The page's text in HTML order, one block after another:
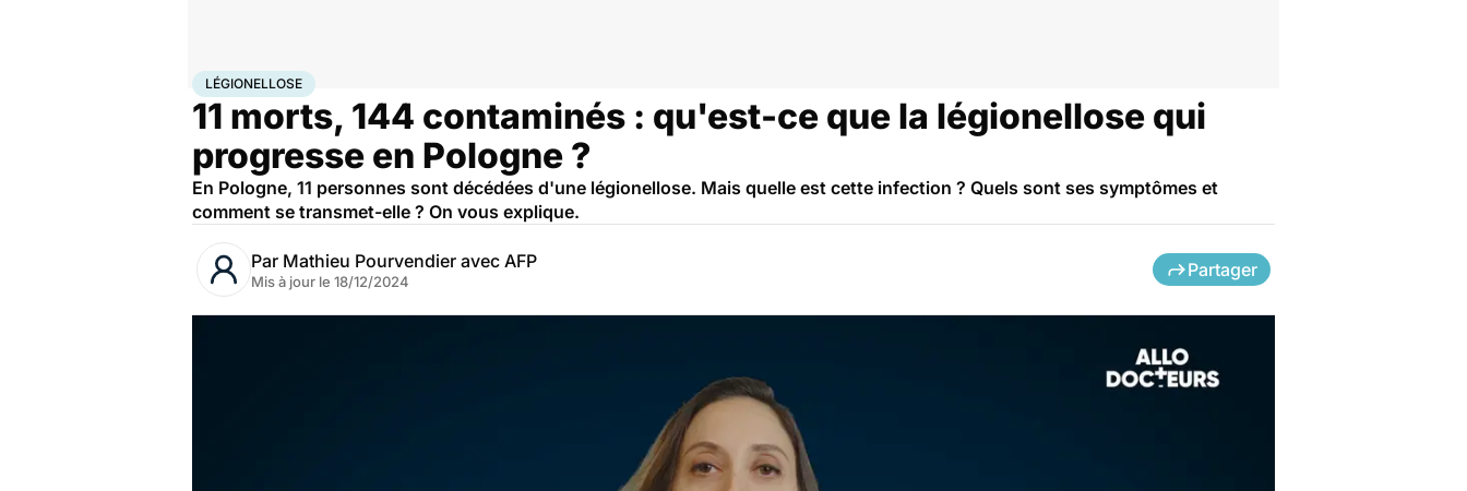
AccueilSanté Maladies
LÉGIONELLOSE
11 morts, 144 contaminés : qu'est-ce que la légionellose qui
progresse en Pologne ?
En Pologne, 11 personnes sont décédées d'une légionellose. Mais quelle est cette infection ? Quels sont ses symptômes et
comment se transmet-elle ? On vous explique.
Par Mathieu Pourvendier avec AFP
Mis à jour le 18/12/2024
Partager